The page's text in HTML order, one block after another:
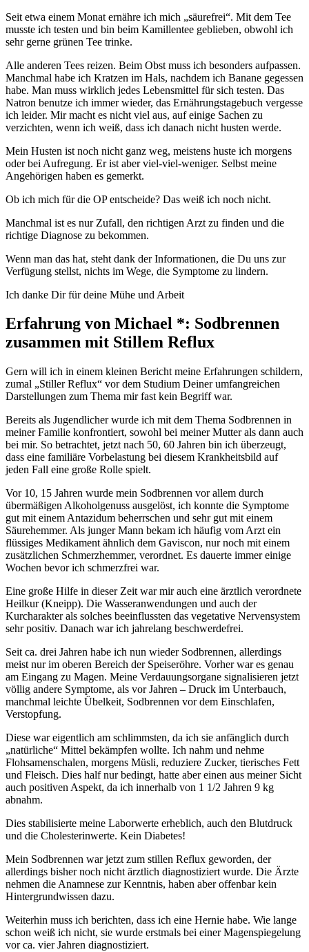
Seit etwa einem Monat ernähre ich mich „säurefrei“. Mit dem Tee
musste ich testen und bin beim Kamillentee geblieben, obwohl ich
sehr gerne grünen Tee trinke.
Alle anderen Tees reizen. Beim Obst muss ich besonders aufpassen.
Manchmal habe ich Kratzen im Hals, nachdem ich Banane gegessen
habe. Man muss wirklich jedes Lebensmittel für sich testen. Das
Natron benutze ich immer wieder, das Ernährungstagebuch vergesse
ich leider. Mir macht es nicht viel aus, auf einige Sachen zu
verzichten, wenn ich weiß, dass ich danach nicht husten werde.
Mein Husten ist noch nicht ganz weg, meistens huste ich morgens
oder bei Aufregung. Er ist aber viel-viel-weniger. Selbst meine
Angehörigen haben es gemerkt.
Ob ich mich für die OP entscheide? Das weiß ich noch nicht.
Manchmal ist es nur Zufall, den richtigen Arzt zu finden und die
richtige Diagnose zu bekommen.
Wenn man das hat, steht dank der Informationen, die Du uns zur
Verfügung stellst, nichts im Wege, die Symptome zu lindern.
Ich danke Dir für deine Mühe und Arbeit
Erfahrung von Michael *: Sodbrennen
zusammen mit Stillem Reflux
Gern will ich in einem kleinen Bericht meine Erfahrungen schildern,
zumal „Stiller Reflux“ vor dem Studium Deiner umfangreichen
Darstellungen zum Thema mir fast kein Begriff war.
Bereits als Jugendlicher wurde ich mit dem Thema Sodbrennen in
meiner Familie konfrontiert, sowohl bei meiner Mutter als dann auch
bei mir. So betrachtet, jetzt nach 50, 60 Jahren bin ich überzeugt,
dass eine familiäre Vorbelastung bei diesem Krankheitsbild auf
jeden Fall eine große Rolle spielt.
Vor 10, 15 Jahren wurde mein Sodbrennen vor allem durch
übermäßigen Alkoholgenuss ausgelöst, ich konnte die Symptome
gut mit einem Antazidum beherrschen und sehr gut mit einem
Säurehemmer. Als junger Mann bekam ich häufig vom Arzt ein
flüssiges Medikament ähnlich dem Gaviscon, nur noch mit einem
zusätzlichen Schmerzhemmer, verordnet. Es dauerte immer einige
Wochen bevor ich schmerzfrei war.
Eine große Hilfe in dieser Zeit war mir auch eine ärztlich verordnete
Heilkur (Kneipp). Die Wasseranwendungen und auch der
Kurcharakter als solches beeinflussten das vegetative Nervensystem
sehr positiv. Danach war ich jahrelang beschwerdefrei.
Seit ca. drei Jahren habe ich nun wieder Sodbrennen, allerdings
meist nur im oberen Bereich der Speiseröhre. Vorher war es genau
am Eingang zu Magen. Meine Verdauungsorgane signalisieren jetzt
völlig andere Symptome, als vor Jahren – Druck im Unterbauch,
manchmal leichte Übelkeit, Sodbrennen vor dem Einschlafen,
Verstopfung.
Diese war eigentlich am schlimmsten, da ich sie anfänglich durch
„natürliche“ Mittel bekämpfen wollte. Ich nahm und nehme
Flohsamenschalen, morgens Müsli, reduziere Zucker, tierisches Fett
und Fleisch. Dies half nur bedingt, hatte aber einen aus meiner Sicht
auch positiven Aspekt, da ich innerhalb von 1 1/2 Jahren 9 kg
abnahm.
Dies stabilisierte meine Laborwerte erheblich, auch den Blutdruck
und die Cholesterinwerte. Kein Diabetes!
Mein Sodbrennen war jetzt zum stillen Reflux geworden, der
allerdings bisher noch nicht ärztlich diagnostiziert wurde. Die Ärzte
nehmen die Anamnese zur Kenntnis, haben aber offenbar kein
Hintergrundwissen dazu.
Weiterhin muss ich berichten, dass ich eine Hernie habe. Wie lange
schon weiß ich nicht, sie wurde erstmals bei einer Magenspiegelung
vor ca. vier Jahren diagnostiziert.